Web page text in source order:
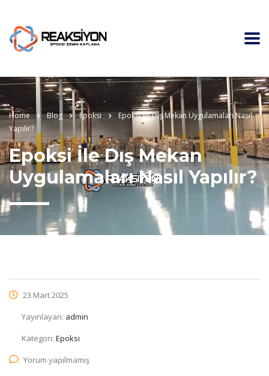
Home Blog Epoksi
Epoksi İle Dış Mekan Uygulamaları Nasıl
Yapılır?
Epoksi İle Dış Mekan
Uygulamaları Nasıl Yapılır?
23 Mart 2025
Yayınlayan: admin
Kategori: Epoksi
Yorum yapılmamış